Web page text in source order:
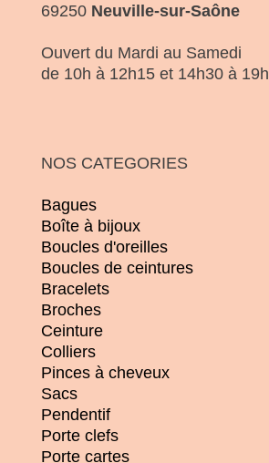
69250 Neuville-sur-Saône
Ouvert du Mardi au Samedi
de 10h à 12h15 et 14h30 à 19h
NOS CATEGORIES
Bagues
Boîte à bijoux
Boucles d'oreilles
Boucles de ceintures
Bracelets
Broches
Ceinture
Colliers
Pinces à cheveux
Sacs
Pendentif
Porte clefs
Porte cartes